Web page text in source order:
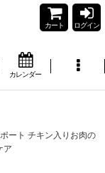
カート ログイン
カレンダー
ート チキン入りお肉の
ア